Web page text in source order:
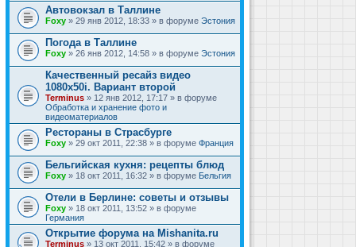
Автовокзал в Таллине
Foxy » 29 янв 2012, 18:33 » в форуме Эстония
Погода в Таллине
Foxy » 26 янв 2012, 14:58 » в форуме Эстония
Качественный ресайз видео
1080x50i. Вариант второй
Terminus » 12 янв 2012, 17:17 » в форуме
Обработка и хранение фото и
видеоматериалов
Рестораны в Страсбурге
Foxy » 29 окт 2011, 22:38 » в форуме Франция
Бельгийская кухня: рецепты блюд
Foxy » 18 окт 2011, 16:32 » в форуме Бельгия
Отели в Берлине: советы и отзывы
Foxy » 18 окт 2011, 13:52 » в форуме
Германия
Открытие форума на Mishanita.ru
Terminus » 13 окт 2011, 15:42 » в форуме